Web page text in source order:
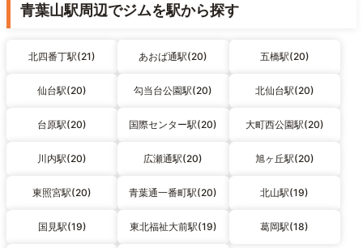
青葉山駅周辺でジムを駅から探す
北四番丁駅(21) あおば通駅(20) 五橋駅(20)
仙台駅(20) 勾当台公園駅(20) 北仙台駅(20)
台原駅(20) 国際センター駅(20) 大町西公園駅(20)
川内駅(20) 広瀬通駅(20) 旭ヶ丘駅(20)
東照宮駅(20) 青葉通一番町駅(20) 北山駅(19)
国見駅(19) 東北福祉大前駅(19) 葛岡駅(18)